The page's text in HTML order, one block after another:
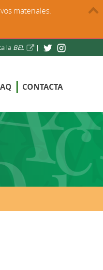
la BEL |
CONTACTA
materiales.